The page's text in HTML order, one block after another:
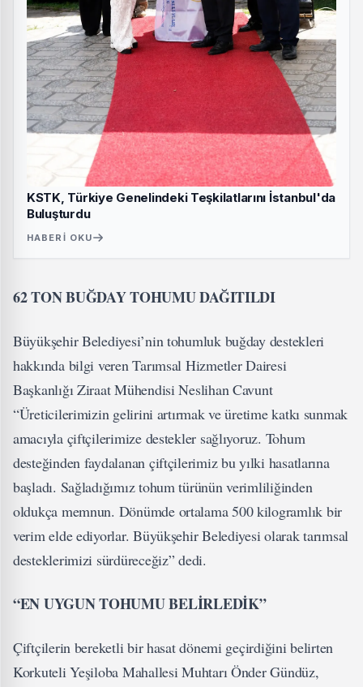
KSTK, Türkiye Genelindeki Teşkilatlarını İstanbul'da
Buluşturdu
HABERI OKU
62 TON BUĞDAY TOHUMU DAĞITILDI
Büyükşehir Belediyesi’nin tohumluk buğday destekleri
hakkında bilgi veren Tarımsal Hizmetler Dairesi
Başkanlığı Ziraat Mühendisi Neslihan Cavunt
“Üreticilerimizin gelirini artırmak ve üretime katkı sunmak
amacıyla çiftçilerimize destekler sağlıyoruz. Tohum
desteğinden faydalanan çiftçilerimiz bu yılki hasatlarına
başladı. Sağladığımız tohum türünün verimliliğinden
oldukça memnun. Dönümde ortalama 500 kilogramlık bir
verim elde ediyorlar. Büyükşehir Belediyesi olarak tarımsal
desteklerimizi sürdüreceğiz” dedi.
“EN UYGUN TOHUMU BELİRLEDİK”
Çiftçilerin bereketli bir hasat dönemi geçirdiğini belirten
Korkuteli Yeşiloba Mahallesi Muhtarı Önder Gündüz,